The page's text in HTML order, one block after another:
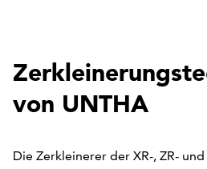
von UNTHA
Die Zerkleinerer der XR-, ZR-